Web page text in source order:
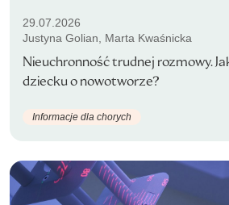
29.07.2026
Justyna Golian, Marta Kwaśnicka
Nieuchronność trudnej rozmowy.
dziecku o nowotworze?
Informacje dla chorych